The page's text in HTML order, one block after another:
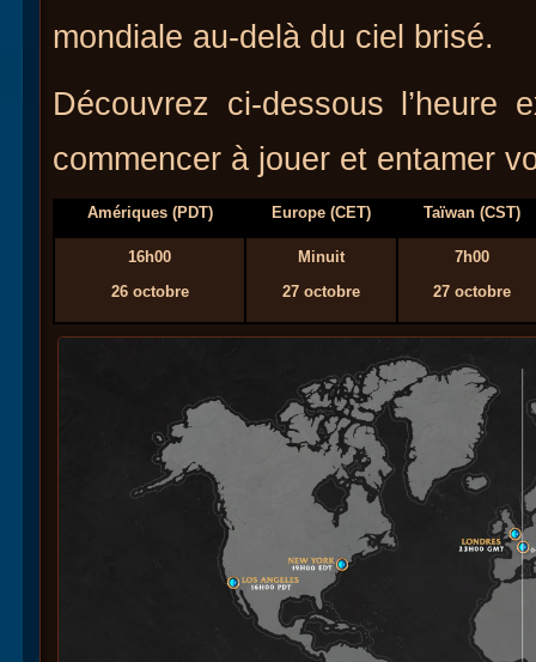
mondiale au-delà du ciel brisé.
Découvrez ci-dessous l’heure
commencer à jouer et entamer
Amériques (PDT) Europe (CET) Taïwan (CST)
16h00
26 octobre
Minuit
27 octobre
7h00
27 octobre